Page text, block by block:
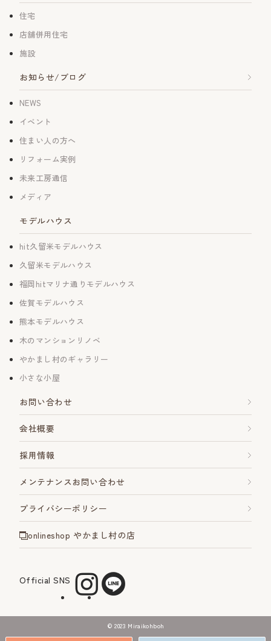
住宅
店舗併用住宅
施設
お知らせ/ブログ
NEWS
イベント
住まい人の方へ
リフォーム実例
未来工房通信
メディア
モデルハウス
hit久留米モデルハウス
久留米モデルハウス
福岡hitマリナ通りモデルハウス
佐賀モデルハウス
熊本モデルハウス
木のマンションリノベ
やかまし村のギャラリー
小さな小屋
お問い合わせ
会社概要
採用情報
メンテナンスお問い合わせ
プライバシーポリシー
onlineshop やかまし村の店
Official SNS
©︎ 2023 Miraikohboh